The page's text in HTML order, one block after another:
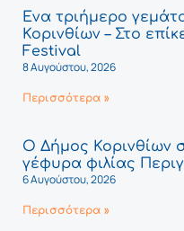
Ένα τριήμερο
Κορινθίων – Στο
Festival
8 Αυγούστου, 2026
Περισσότερα »
Ο Δήμος Κορινθίων
γέφυρα φιλίας
6 Αυγούστου, 2026
Περισσότερα »